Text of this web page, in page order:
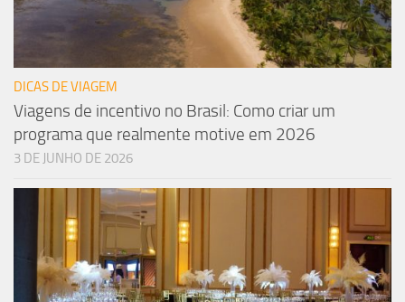
DICAS DE VIAGEM
Viagens de incentivo no Brasil: Como criar um
programa que realmente motive em 2026
3 DE JUNHO DE 2026